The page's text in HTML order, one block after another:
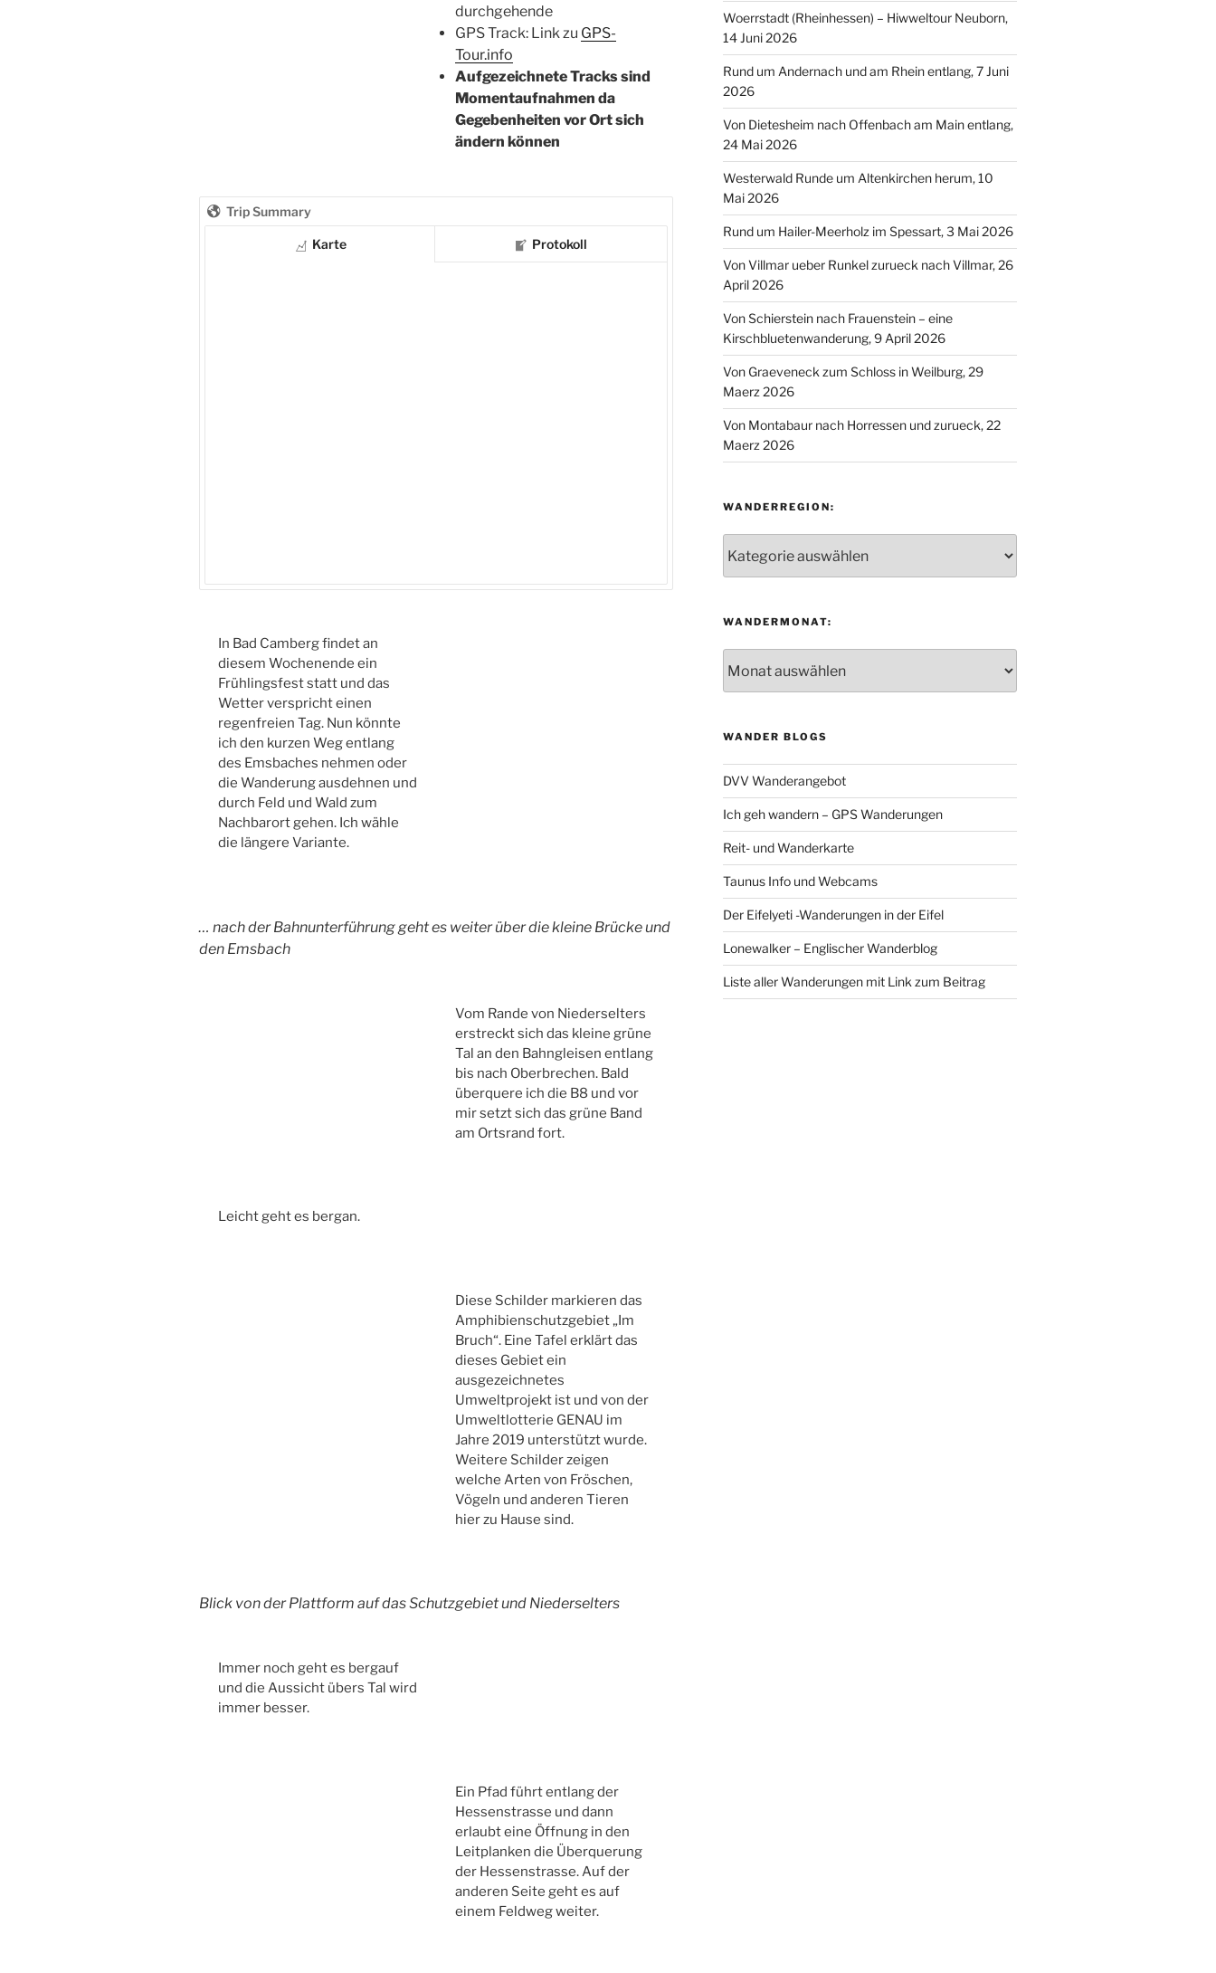
durchgehende
GPS Track: Link zu GPS-
Tour.info
Aufgezeichnete Tracks sind
Momentaufnahmen da
Gegebenheiten vor Ort sich
ändern können
Trip Summary
Karte Protokoll
In Bad Camberg findet an
diesem Wochenende ein
Frühlingsfest statt und das
Wetter verspricht einen
regenfreien Tag. Nun könnte
ich den kurzen Weg entlang
des Emsbaches nehmen oder
die Wanderung ausdehnen und
durch Feld und Wald zum
Nachbarort gehen. Ich wähle
die längere Variante.
… nach der Bahnunterführung geht es weiter über die kleine Brücke und
den Emsbach
Vom Rande von Niederselters
erstreckt sich das kleine grüne
Tal an den Bahngleisen entlang
bis nach Oberbrechen. Bald
überquere ich die B8 und vor
mir setzt sich das grüne Band
am Ortsrand fort.
Leicht geht es bergan.
Diese Schilder markieren das
Amphibienschutzgebiet „Im
Bruch“. Eine Tafel erklärt das
dieses Gebiet ein
ausgezeichnetes
Umweltprojekt ist und von der
Umweltlotterie GENAU im
Jahre 2019 unterstützt wurde.
Weitere Schilder zeigen
welche Arten von Fröschen,
Vögeln und anderen Tieren
hier zu Hause sind.
Blick von der Plattform auf das Schutzgebiet und Niederselters
Immer noch geht es bergauf
und die Aussicht übers Tal wird
immer besser.
Ein Pfad führt entlang der
Hessenstrasse und dann
erlaubt eine Öffnung in den
Leitplanken die Überquerung
der Hessenstrasse. Auf der
anderen Seite geht es auf
einem Feldweg weiter.
Woerrstadt (Rheinhessen) – Hiwweltour Neuborn,
14 Juni 2026
Rund um Andernach und am Rhein entlang, 7 Juni
2026
Von Dietesheim nach Offenbach am Main entlang,
24 Mai 2026
Westerwald Runde um Altenkirchen herum, 10
Mai 2026
Rund um Hailer-Meerholz im Spessart, 3 Mai 2026
Von Villmar ueber Runkel zurueck nach Villmar, 26
April 2026
Von Schierstein nach Frauenstein – eine
Kirschbluetenwanderung, 9 April 2026
Von Graeveneck zum Schloss in Weilburg, 29
Maerz 2026
Von Montabaur nach Horressen und zurueck, 22
Maerz 2026
WANDERREGION:
WANDERMONAT:
WANDER BLOGS
DVV Wanderangebot
Ich geh wandern – GPS Wanderungen
Reit- und Wanderkarte
Taunus Info und Webcams
Der Eifelyeti -Wanderungen in der Eifel
Lonewalker – Englischer Wanderblog
Liste aller Wanderungen mit Link zum Beitrag